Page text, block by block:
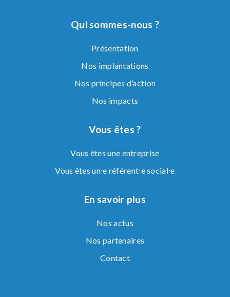
Qui sommes-nous ?
Présentation
Nos implantations
Nos principes d’action
Nos impacts
Vous êtes ?
Vous êtes une entreprise
Vous êtes un⸱e référent⸱e social⸱e
En savoir plus
Nos actus
Nos partenaires
Contact